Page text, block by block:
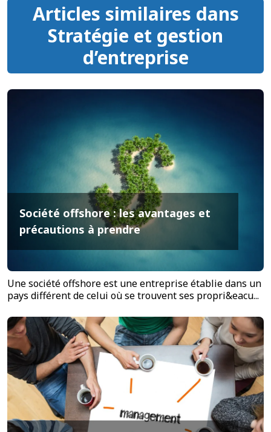
Articles similaires dans
Stratégie et gestion
d’entreprise
Société offshore : les avantages et
précautions à prendre
Une société offshore est une entreprise établie dans un
pays différent de celui où se trouvent ses propri&eacu...